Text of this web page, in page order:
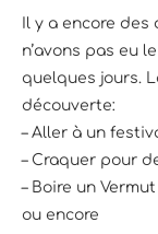
Il y a encore
n’avons pas eu
quelques jours.
découverte:
– Aller à un
– Craquer pour
– Boire un Vermut
ou encore